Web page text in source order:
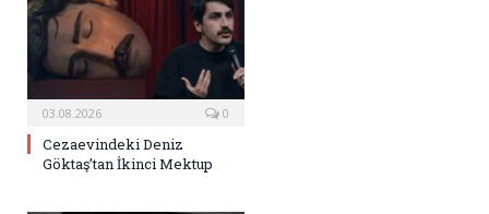
03.08.2026 0
Cezaevindeki Deniz
Göktaş’tan İkinci Mektup